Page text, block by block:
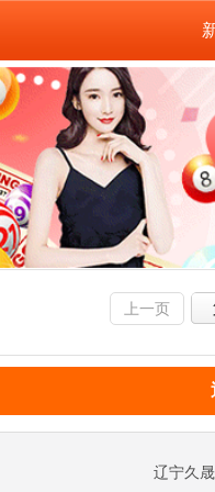
上一页
辽宁久